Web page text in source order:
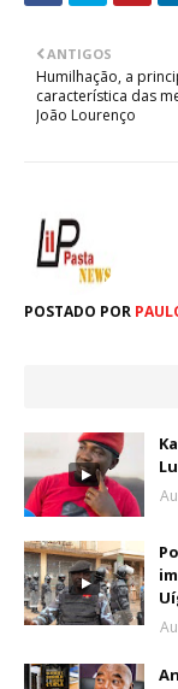
ANTIGOS
Humilhação, a
característica das
João Lourenço
POSTADO POR